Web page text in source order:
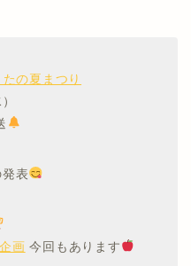
の夏まつり
表
画 今回もあります